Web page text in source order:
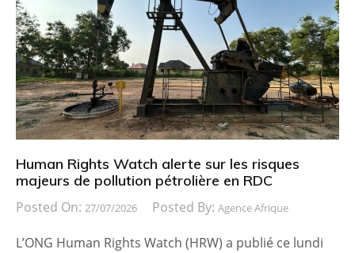
Human Rights Watch alerte sur les risques
majeurs de pollution pétrolière en RDC
Posted On: 27/07/2026 Posted By: Agence Afrique
L’ONG Human Rights Watch (HRW) a publié ce lundi